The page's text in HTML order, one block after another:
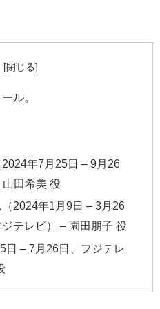
ル。
年7月25日 – 9月26
田希美 役
2024年1月9日 – 3月26
テレビ） – 園田朋子 役
日 – 7月26日、フジテレ